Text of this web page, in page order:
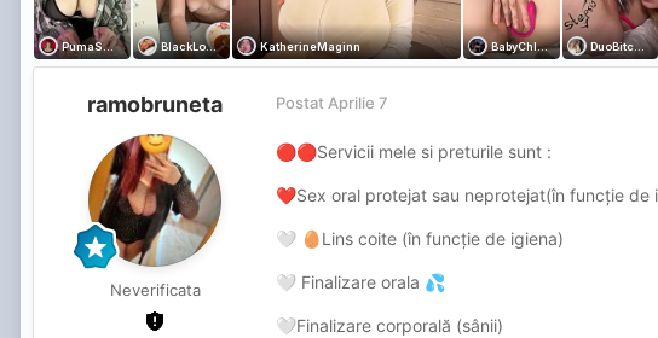
ramobruneta
Neverificata
Postat Aprilie 7
🔴🔴Servicii mele si preturile sunt :
❤️Sex oral protejat sau neprotejat(în funcție de
🤍 🥚Lins coite (în funcție de igiena)
🤍 Finalizare orala 💦
🤍Finalizare corporală (sânii)